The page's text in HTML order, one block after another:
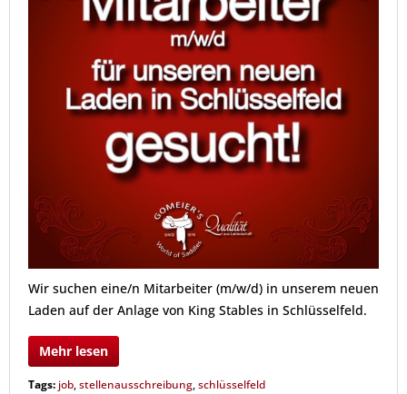
Wir suchen eine/n Mitarbeiter (m/w/d) in unserem neuen
Laden auf der Anlage von King Stables in Schlüsselfeld.
Mehr lesen
Tags: job,stellenausschreibung,schlüsselfeld